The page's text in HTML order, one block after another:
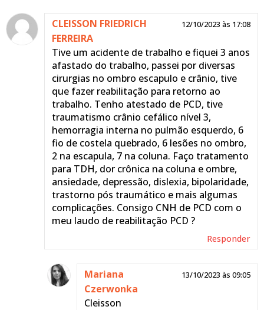
CLEISSON FRIEDRICH
FERREIRA
12/10/2023 às 17:08
Tive um acidente de trabalho e fiquei 3 anos
afastado do trabalho, passei por diversas
cirurgias no ombro escapulo e crânio, tive
que fazer reabilitação para retorno ao
trabalho. Tenho atestado de PCD, tive
traumatismo crânio cefálico nível 3,
hemorragia interna no pulmão esquerdo, 6
fio de costela quebrado, 6 lesões no ombro,
2 na escapula, 7 na coluna. Faço tratamento
para TDH, dor crônica na coluna e ombre,
ansiedade, depressão, dislexia, bipolaridade,
trastorno pós traumático e mais algumas
complicações. Consigo CNH de PCD com o
meu laudo de reabilitação PCD ?
Responder
Mariana
Czerwonka
13/10/2023 às 09:05
Cleisson